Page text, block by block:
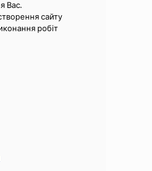
Вас.
сайту
робіт